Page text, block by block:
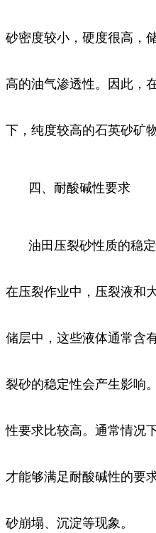
砂密度较小，硬度很高，
高的油气渗透性。因此，
下，纯度较高的石英砂矿
四、耐酸碱性要求
油田压裂砂性质的稳
在压裂作业中，压裂液和
储层中，这些液体通常含
裂砂的稳定性会产生影响
性要求比较高。通常情况
才能够满足耐酸碱性的要
砂崩塌、沉淀等现象。